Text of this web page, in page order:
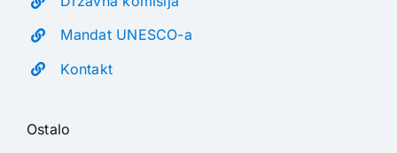
Mandat UNESCO-a
Kontakt
Ostalo